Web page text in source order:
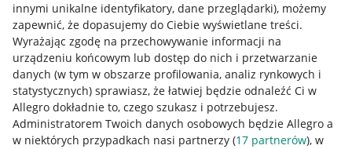
innymi unikalne identyfikatory, dane przeglądarki), możemy
zapewnić, że dopasujemy do Ciebie wyświetlane treści.
Wyrażając zgodę na przechowywanie informacji na
urządzeniu końcowym lub dostęp do nich i przetwarzanie
danych (w tym w obszarze profilowania, analiz rynkowych i
statystycznych) sprawiasz, że łatwiej będzie odnaleźć Ci w
Allegro dokładnie to, czego szukasz i potrzebujesz.
Administratorem Twoich danych osobowych będzie Allegro a
w niektórych przypadkach nasi partnerzy (17 partnerów), w